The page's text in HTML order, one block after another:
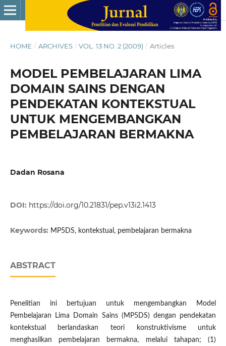
HOME / ARCHIVES / VOL. 13 NO. 2 (2009) / Articles
MODEL PEMBELAJARAN LIMA
DOMAIN SAINS DENGAN
PENDEKATAN KONTEKSTUAL
UNTUK MENGEMBANGKAN
PEMBELAJARAN BERMAKNA
Dadan Rosana
DOI: https://doi.org/10.21831/pep.v13i2.1413
Keywords: MP5DS, kontekstual, pembelajaran bermakna
ABSTRACT
Penelitian ini bertujuan untuk mengembangkan Model
Pembelajaran Lima Domain Sains (MP5DS) dengan pendekatan
kontekstual berlandaskan teori konstruktivisme untuk
menghasilkan pembelajaran bermakna, melalui tahapan; (1)